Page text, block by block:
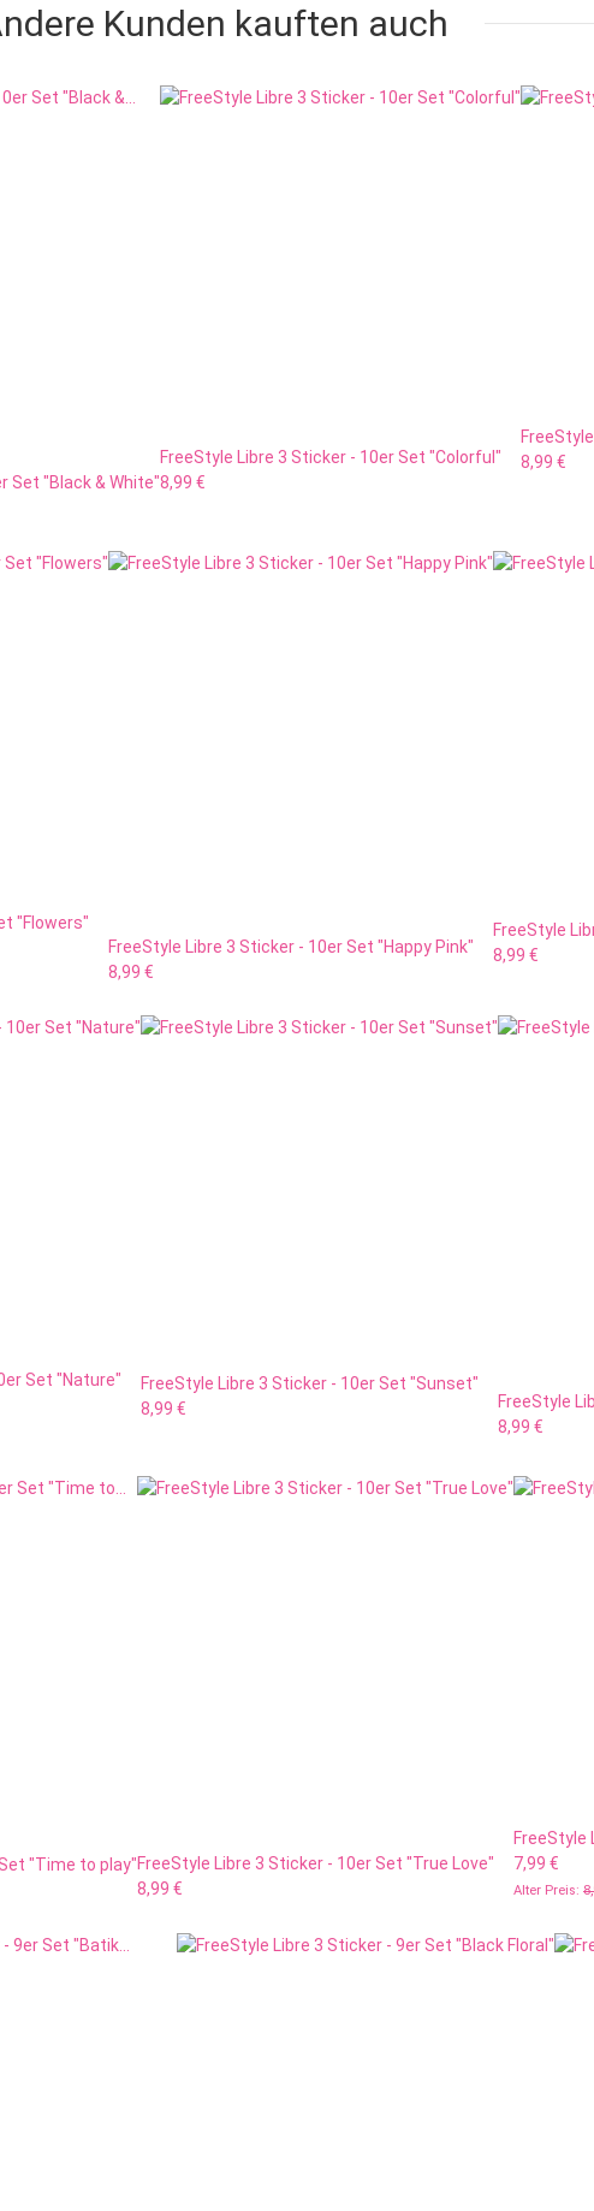
Kunden kauften auch
Set "Black & White"
FreeStyle Libre 3 Sticker - 10er Set "Colorful"
8,99 €
8,99 €
"Flowers"
FreeStyle Libre 3 Sticker - 10er Set "Happy Pink"
8,99 €
FreeStyle
8,99 €
Set "Nature"
FreeStyle Libre 3 Sticker - 10er Set "Sunset"
8,99 €
FreeStyle
8,99 €
"Time to play"FreeStyle Libre 3 Sticker - 10er Set "True Love"
8,99 €
FreeStyle
7,99 €
Alter Preis: